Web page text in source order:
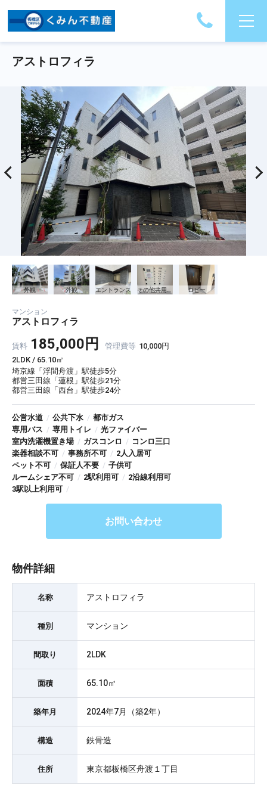
アストロフィラ
外観 外観 エントランス ロビー
マンション
アストロフィラ
賃料 185,000円 管理費等 10,000円
2LDK / 65.10㎡
埼京線「浮間舟渡」駅徒歩5分
都営三田線「蓮根」駅徒歩21分
都営三田線「西台」駅徒歩24分
公営水道 / 公共下水 / 都市ガス
専用バス / 専用トイレ / 光ファイバー
室内洗濯機置き場 / ガスコンロ / コンロ三口
楽器相談不可 / 事務所不可 / 2人入居可
ペット不可 / 保証人不要 / 子供可
ルームシェア不可 / 2駅利用可 / 2沿線利用可
3駅以上利用可 /
お問い合わせ
物件詳細
名称 アストロフィラ
種別 マンション
間取り 2LDK
面積 65.10㎡
築年月 2024年7月（築2年）
構造 鉄骨造
住所 東京都板橋区舟渡１丁目